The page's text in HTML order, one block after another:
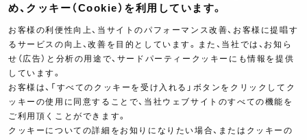
ヨシムラTV
イベント情報
イベントスケジュール
ツーリングブレイクタイム
製品ポスター
め、クッキー（Cookie）を利用しています。
お客様の利便性向上、当サイトのパフォーマンス改善、お客様に提唱す
るサービスの向上、改善を目的としています。また、当社では、お知ら
せ（広告）と分析の用途で、サードパーティークッキーにも情報を提供
しています。
お客様は、「すべてのクッキーを受け入れる」ボタンをクリックしてク
ッキーの使用に同意することで、当社ウェブサイトのすべての機能を
ご利用頂くことができます。
クッキーについての詳細をお知りになりたい場合、またはクッキーの